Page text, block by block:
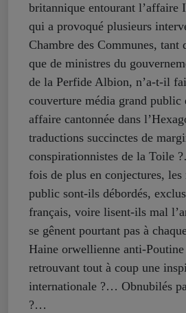
britannique entourant
qui a provoqué plusieurs
Chambre des Communes, tant
que de ministres du
de la Perfide Albion, n’a-t-il
couverture média grand
affaire cantonnée dans
traductions succinctes de
conspirationnistes de la Toile
fois de plus en conjectures, les
public sont-ils débordés,
français, voire lisent-ils mal
se gênent pourtant pas à
Haine orwellienne anti-
retrouvant tout à coup une
internationale ?… Obnubilés
?…